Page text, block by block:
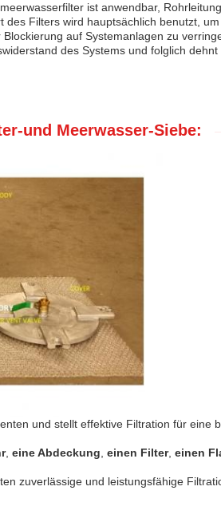
ist anwendbar,
Filters wird hauptsächlich benutzt,
auf Systemanlagen zu
des Systems und folglich
und Meerwasser-Siebe:
und stellt effektive Filtration für eine
, eine Abdeckung einen Filter, einen
zuverlässige und leistungsfähige